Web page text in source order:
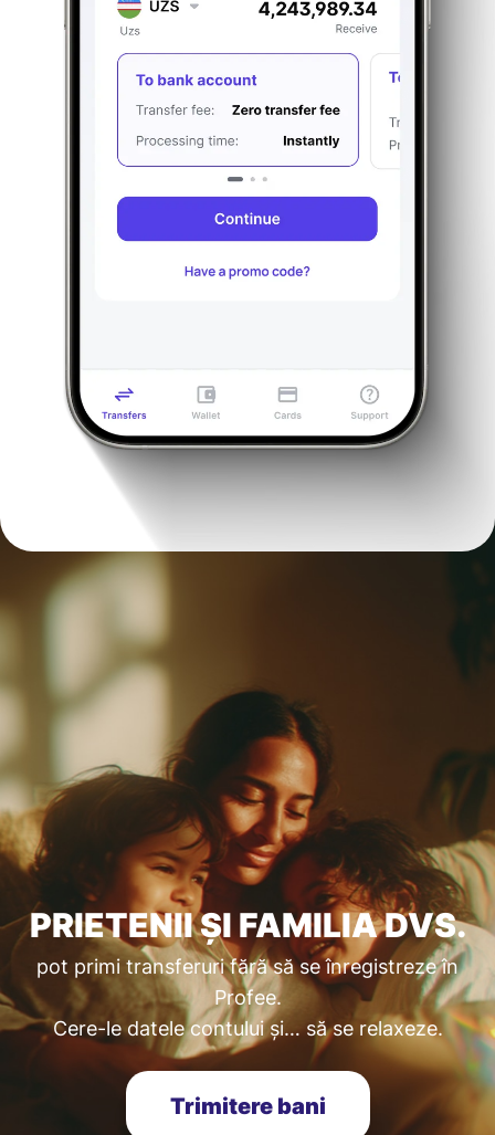
PRIETENII ȘI FAMILIA DVS.
pot primi transferuri fără să se înregistreze în
Profee.
Cere-le datele contului și… să se relaxeze.
Trimitere bani